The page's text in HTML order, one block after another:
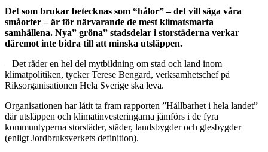
Det som brukar betecknas som “hålor” – det vill säga våra
småorter – är för närvarande de mest klimatsmarta
samhällena. Nya” gröna” stadsdelar i storstäderna verkar
däremot inte bidra till att minska utsläppen.
– Det råder en hel del mytbildning om stad och land inom
klimatpolitiken, tycker Terese Bengard, verksamhetschef på
Riksorganisationen Hela Sverige ska leva.
Organisationen har låtit ta fram rapporten ”Hållbarhet i hela landet”
där utsläppen och klimatinvesteringarna jämförs i de fyra
kommuntyperna storstäder, städer, landsbygder och glesbygder
(enligt Jordbruksverkets definition).